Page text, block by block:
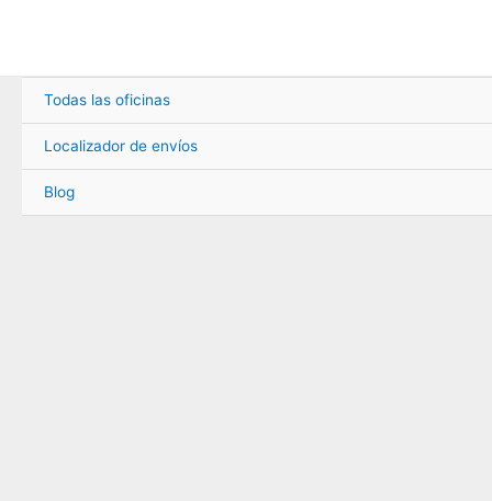
Todas las oficinas
Localizador de envíos
Blog